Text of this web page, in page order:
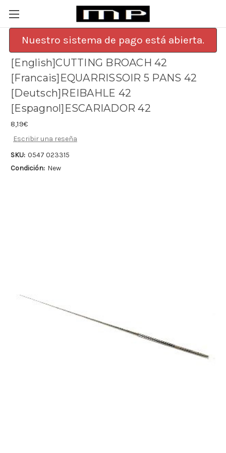
Nuestro sistema de pago está abierta.
[English]CUTTING BROACH 42
[Francais]EQUARRISSOIR 5 PANS 42
[Deutsch]REIBAHLE 42
[Espagnol]ESCARIADOR 42
8,19€
Escribir una reseña
SKU: 0547 023315
Condición: New